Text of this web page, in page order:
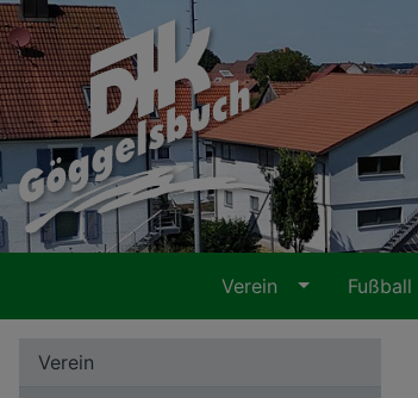
Verein Fußball
Verein